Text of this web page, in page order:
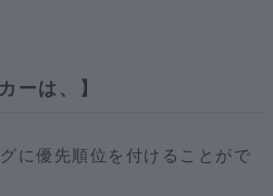
ーは、】
に優先順位を付けることがで